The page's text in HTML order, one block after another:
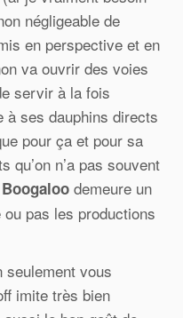
négligeable de
en perspective et en
va ouvrir des voies
servir à la fois
à ses dauphins directs
pour ça et pour sa
qu’on n’a pas souvent
demeure un
ou pas les productions
vous
imite très bien